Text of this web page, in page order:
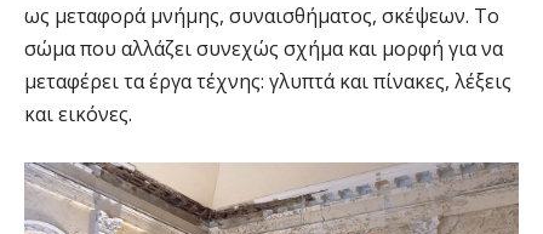
ως μεταφορά μνήμης, συναισθήματος, σκέψεων. Το
σώμα που αλλάζει συνεχώς σχήμα και μορφή για να
μεταφέρει ταέργα τέχνης: γλυπτά και πίνακες, λέξεις
και εικόνες.